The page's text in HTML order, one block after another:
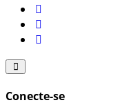
Conecte-se